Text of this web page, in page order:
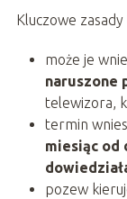
Kluczowe
może je
naruszone
telewizora,
termin
miesiąc od
pozew